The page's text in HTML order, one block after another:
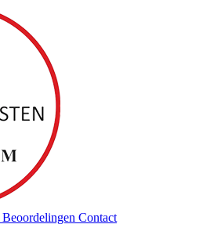
Beoordelingen (huidige)
Contact